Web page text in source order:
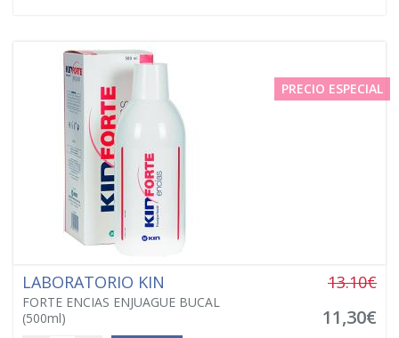
PRECIO ESPECIAL
LABORATORIO KIN
FORTE ENCIAS ENJUAGUE BUCAL
(500ml)
13.10€
11,30€